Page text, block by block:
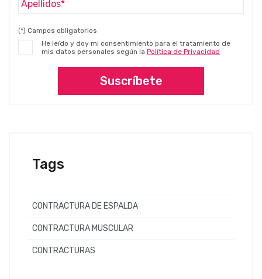
(*) Campos obligatorios
He leído y doy mi consentimiento para el tratamiento de
mis datos personales según la Política de Privacidad
Suscríbete
Tags
CONTRACTURA DE ESPALDA
CONTRACTURA MUSCULAR
CONTRACTURAS